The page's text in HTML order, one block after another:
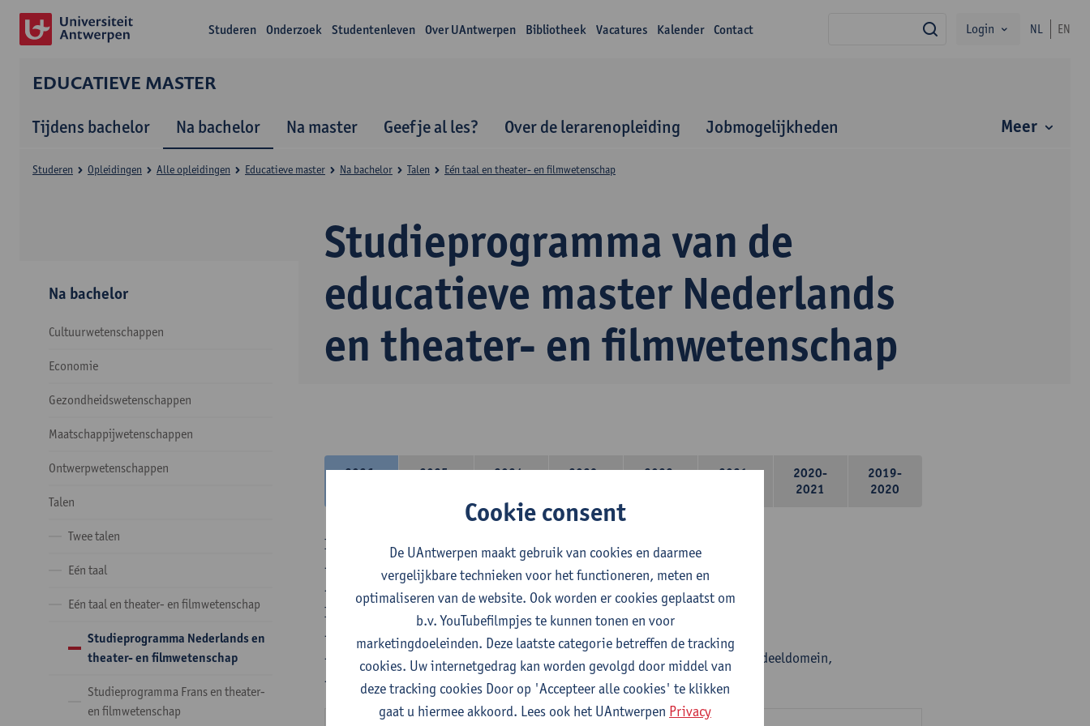
Studeren Onderzoek Studentenleven Over UAntwerpen Bibliotheek Vacatures Kalender Contact zoekLogin NL EN
EDUCATIEVE MASTER
Tijdens bachelor Na bachelor Na master Geef je al les? Over de lerarenopleiding Jobmogelijkheden Meer
Studieprogramma van de
educatieve master Nederlands
en theater- en filmwetenschap
Studeren Opleidingen Alle opleidingen Educatieve master Na bachelor Talen Eén taal en theater- en filmwetenschap
Na bachelor
Cultuurwetenschappen
Economie
Gezondheidswetenschappen
Maatschappijwetenschappen
Ontwerpwetenschappen
Talen
Twee talen
Eén taal
Eén taal en theater- en filmwetenschap
Studieprogramma Nederlands en
theater- en filmwetenschap
Studieprogramma Frans en theater-
en filmwetenschap
2026-
2025-
2024-
2023-
2022-
2021-
2020-
2021
2019-
2020
In de lerarencomponent heb je volgende keuze :
- Optie A : je kiest twee vakdidactieken
- Optie B: je kiest één vakdidactiek en een profilering
In de domeincomponent neem je 60 studiepunten op:
- 1 verplicht algemeen opleidingsonderdeel van 6 studiepunten,
- 24 of 30 studiepunten Nederlands en telkens minimum 6 studiepunten per deeldomein,
- 24 of 30 studiepunten theater- en filmwetenschap.
Cookie consent
De UAntwerpen maakt gebruik van cookies en daarmee
vergelijkbare technieken voor het functioneren, meten en
optimaliseren van de website. Ook worden er cookies geplaatst om
b.v. YouTubefilmpjes te kunnen tonen en voor
marketingdoeleinden. Deze laatste categorie betreffen de tracking
cookies. Uw internetgedrag kan worden gevolgd door middel van
deze tracking cookies Door op 'Accepteer alle cookies' te klikken
gaat u hiermee akkoord. Lees ook het UAntwerpen Privacy